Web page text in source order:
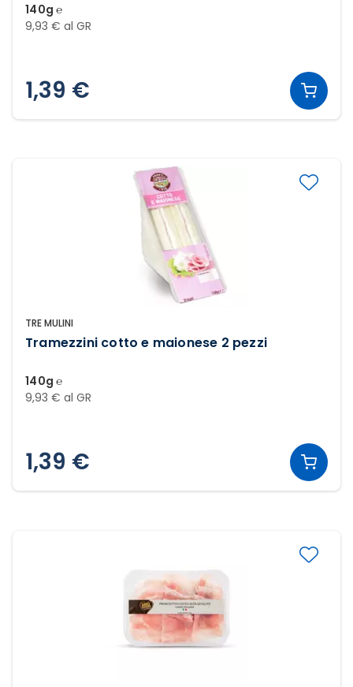
140g ℮
9,93 € al GR
1,39 €
TRE MULINI
Tramezzini cotto e maionese 2 pezzi
140g ℮
9,93 € al GR
1,39 €